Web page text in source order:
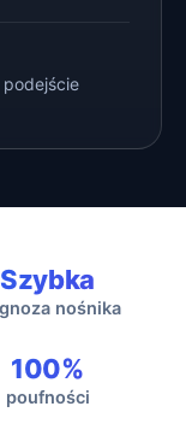
podejście
Szybka
nośnika
100%
poufności